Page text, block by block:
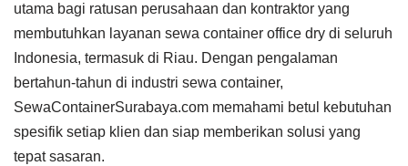
utama bagi ratusan perusahaan dan kontraktor yang
membutuhkan layanan sewa container office dry di seluruh
Indonesia, termasuk di Riau. Dengan pengalaman
bertahun-tahun di industri sewa container,
SewaContainerSurabaya.com memahami betul kebutuhan
spesifik setiap klien dan siap memberikan solusi yang
tepat sasaran.